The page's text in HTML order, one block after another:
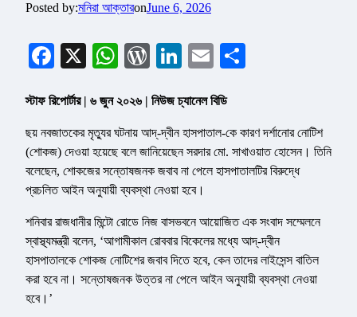
Posted by:মনিরা আক্তারonJune 6, 2026
Facebook
X WhatsApp
WordPress
LinkedIn
Email
স্টাফ রিপোর্টার | ৬ জুন ২০২৬ | নিউজ চ্যানেল বিডি
ছয় নবজাতকের মৃত্যুর ঘটনায় আদ্-দ্বীন হাসপাতাল-কে কারণ দর্শানোর নোটিশ
(শোকজ) দেওয়া হয়েছে বলে জানিয়েছেন সরদার মো. সাখাওয়াত হোসেন। তিনি
বলেছেন, শোকজের সন্তোষজনক জবাব না পেলে হাসপাতালটির বিরুদ্ধে
প্রচলিত আইন অনুযায়ী ব্যবস্থা নেওয়া হবে।
শনিবার রাজধানীর মিন্টো রোডে নিজ বাসভবনে আয়োজিত এক সংবাদ সম্মেলনে
স্বাস্থ্যমন্ত্রী বলেন, ‘আগামীকাল রোববার বিকেলের মধ্যে আদ্-দ্বীন
হাসপাতালকে শোকজ নোটিশের জবাব দিতে হবে, কেন তাদের লাইসেন্স বাতিল
করা হবে না। সন্তোষজনক উত্তর না পেলে আইন অনুযায়ী ব্যবস্থা নেওয়া
হবে।’